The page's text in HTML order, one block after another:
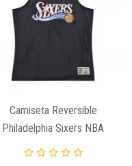
Camiseta Reversible
Philadelphia Sixers NBA
Mesh Tank Vintage Logo -